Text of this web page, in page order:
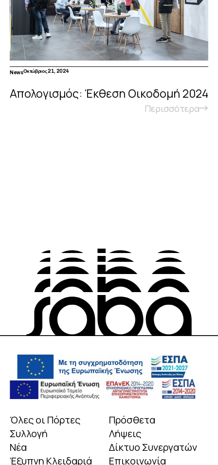
NewsΟκτώβριος 21, 2024
Απολογισμός: Έκθεση Οικοδομή 2024
Περισσότερα
Όλες οι Πόρτες
Συλλογή
Νέα
Έξυπνη Κλειδαριά
Πρόσθετα
Λήψεις
Δίκτυο Συνεργατών
Επικοινωνία